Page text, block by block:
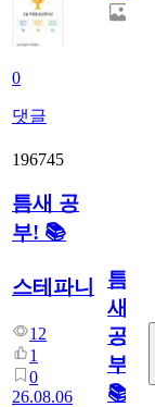
0
댓글
196745
틈새 공
부! 📚
스테파니
12
1
0
26.08.06
틈
새
공
부!
📚